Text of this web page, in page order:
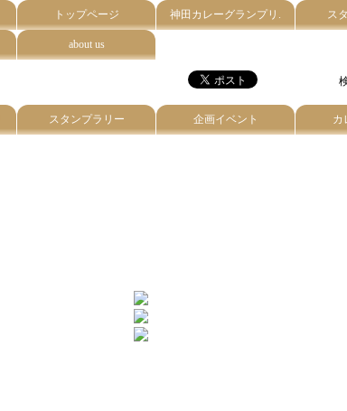
トップページ 神田カレーグランプリ. ス
about us
スタンプラリー 企画イベント カ